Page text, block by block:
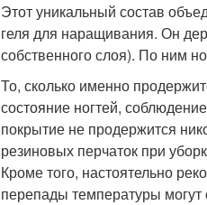
Этот уникальный состав
геля для наращивания. Он
собственного слоя). По ним
То, сколько именно
состояние ногтей,
покрытие не продержится
резиновых перчаток при
Кроме того, настоятельно
перепады температуры